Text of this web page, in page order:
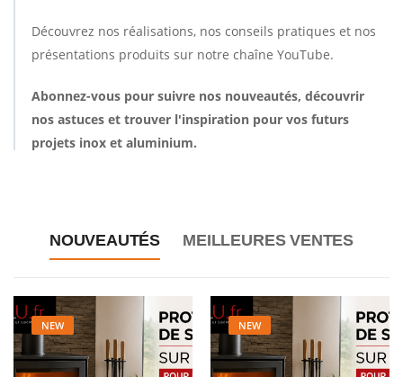
Découvrez nos réalisations, nos conseils pratiques et nos
présentations produits sur notre chaîne YouTube.
Abonnez-vous pour suivre nos nouveautés, découvrir
nos astuces et trouver l'inspiration pour vos futurs
projets inox et aluminium.
NOUVEAUTÉS MEILLEURES VENTES
NEW NEW